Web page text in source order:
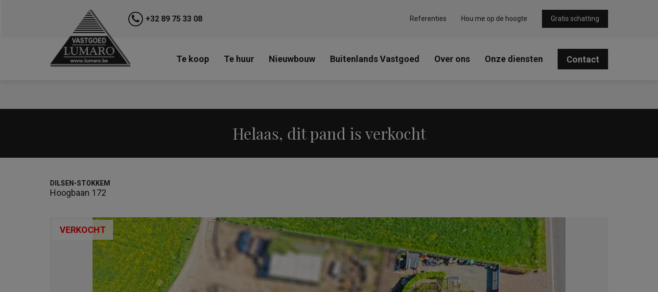
+32 89 75 33 08 Referenties Hou me op de hoogte Gratis schatting
Te koop Te huur Nieuwbouw Buitenlands Vastgoed Over ons Onze diensten Contact
Helaas, dit pand is verkocht
DILSEN-STOKKEM
Hoogbaan 172
VERKOCHT